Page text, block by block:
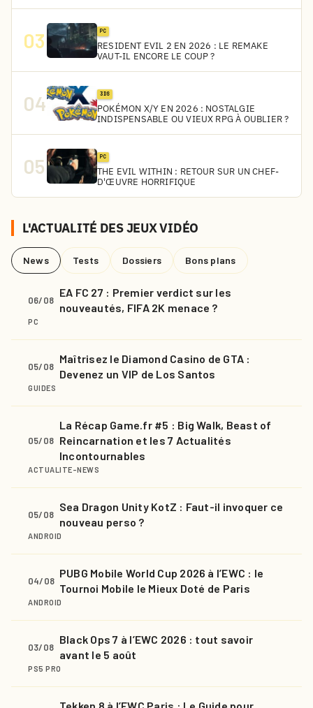
03 PC
RESIDENT EVIL 2 EN 2026 : LE REMAKE
VAUT-IL ENCORE LE COUP ?
04 3DS
POKÉMON X/Y EN 2026 : NOSTALGIE
INDISPENSABLE OU VIEUX RPG À OUBLIER ?
05 PC
THE EVIL WITHIN : RETOUR SUR UN CHEF-
D'ŒUVRE HORRIFIQUE
L'ACTUALITÉ DES JEUX VIDÉO
News Tests Dossiers Bons plans
06/08
EA FC 27 : Premier verdict sur les
nouveautés, FIFA 2K menace ?
PC
05/08
Maîtrisez le Diamond Casino de GTA :
Devenez un VIP de Los Santos
GUIDES
05/08
La Récap Game.fr #5 : Big Walk, Beast of
Reincarnation et les 7 Actualités
Incontournables
ACTUALITE-NEWS
05/08
Sea Dragon Unity KotZ : Faut-il invoquer ce
nouveau perso ?
ANDROID
04/08
PUBG Mobile World Cup 2026 à l’EWC : le
Tournoi Mobile le Mieux Doté de Paris
ANDROID
03/08
Black Ops 7 à l’EWC 2026 : tout savoir
avant le 5 août
PS5 PRO